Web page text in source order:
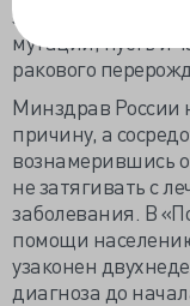
злокачественного
мутации, пусть и
ракового
Минздрав России
причину, а
вознамерившись
не затягивать с
заболевания. В
помощи
узаконен
диагноза до